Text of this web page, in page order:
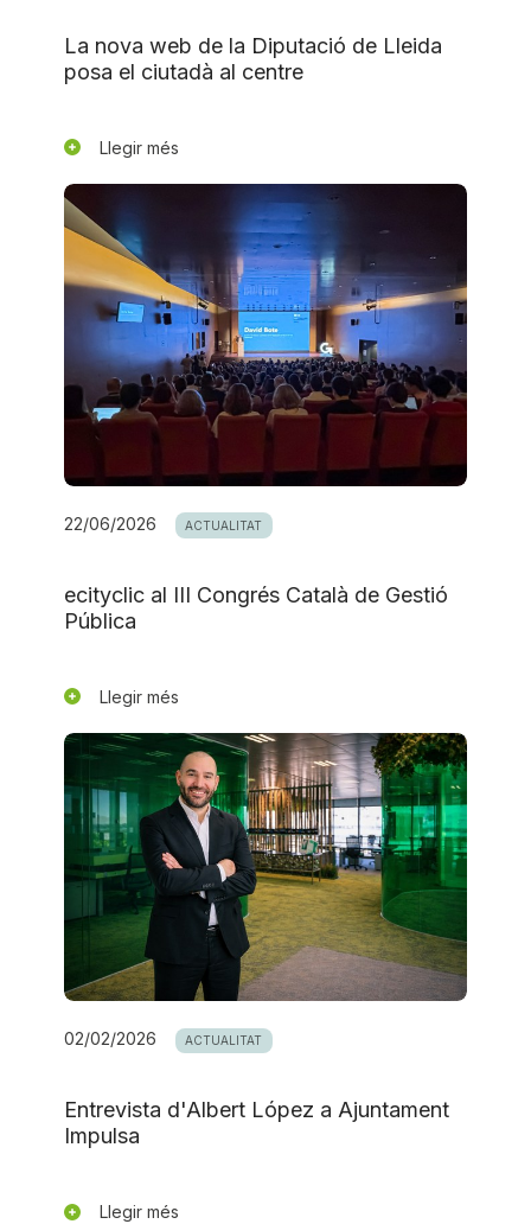
La nova web de la Diputació de Lleida
posa el ciutadà al centre
Llegir més
22/06/2026 ACTUALITAT
ecityclic al III Congrés Català de Gestió
Pública
Llegir més
02/02/2026 ACTUALITAT
Entrevista d'Albert López a Ajuntament
Impulsa
Llegir més